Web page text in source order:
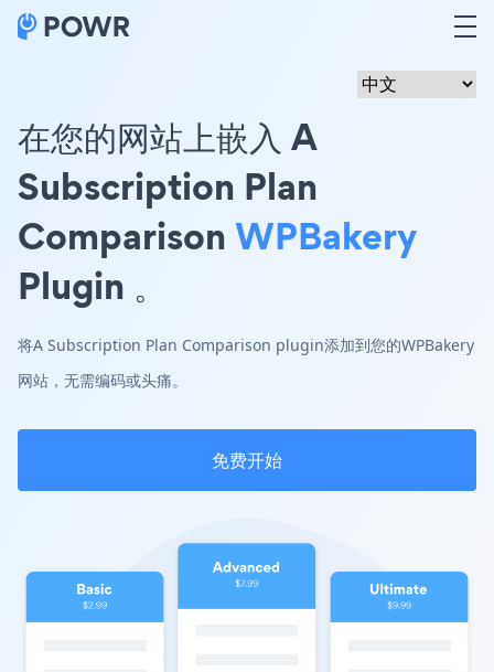
在您的网站上嵌入 A
Subscription Plan
ComparisonWPBakery
Plugin 。
将A Subscription Plan Comparison plugin添加到您的WPBakery
网站，无需编码或头痛。
免费开始